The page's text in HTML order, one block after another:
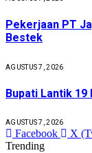
Pekerjaan PT
Bestek
AGUSTUS 7, 2026
Bupati Lantik 19
AGUSTUS 7, 2026
Facebook X
Trending